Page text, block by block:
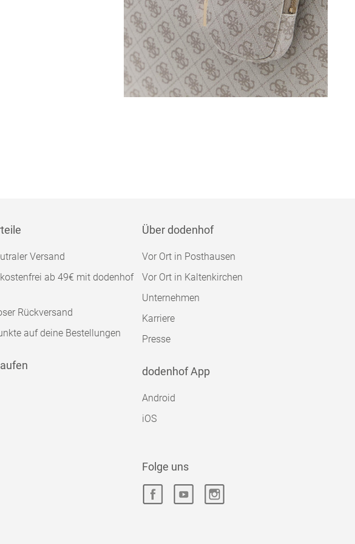
Versand
ab 49€ mit dodenhof
Rückversand
auf deine Bestellungen
Über dodenhof
Vor Ort in Posthausen
Vor Ort in Kaltenkirchen
Unternehmen
Karriere
Presse
dodenhof App
Android
iOS
Folge uns